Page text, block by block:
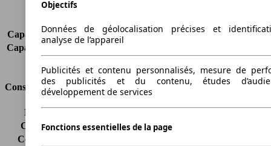
Sièges
Capacité de remorquage (sans freins) -
Capacité de remorquage (avec freins)
Consommation
Émissions de CO2*
Consommation (ville)
-
Consommation (route)
Objectifs
Données de géolocalisation précises et
analyse de l’appareil
Publicités et contenu personnalisés, mesure de
des publicités et du contenu, études
développement de services
Fonctions essentielles de la page